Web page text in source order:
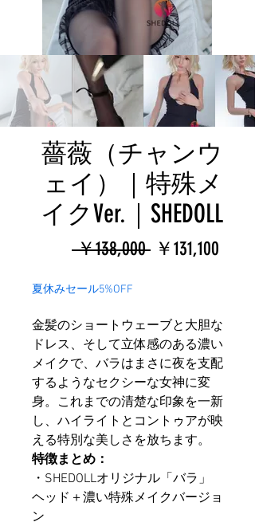
薔薇（チャンウ
ェイ）｜特殊メ
イクVer.｜SHEDOLL
￥138,000 通
格
￥131,100
価
格
夏休みセール5%OFF
金髪のショートウェーブと大胆な
ドレス、そして立体感のある濃い
メイクで、バラはまさに夜を支配
するようなセクシーな女神に変
身。これまでの清楚な印象を一新
し、ハイライトとコントゥアが映
える特別な美しさを放ちます。
特徴まとめ：
・SHEDOLLオリジナル「バラ」
ヘッド＋濃い特殊メイクバージョ
ン